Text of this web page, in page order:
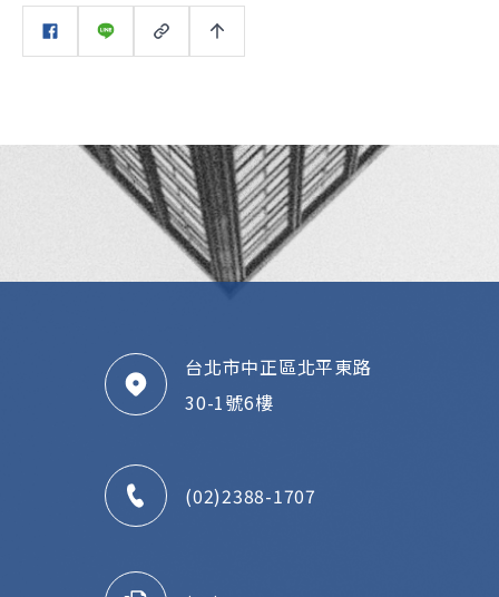
台北市中正區北平東路
30-1號6樓
(02)2388-1707